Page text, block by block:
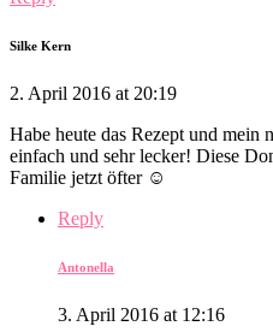
Silke Kern
2. April 2016 at 20:19
Habe heute das Rezept und
einfach und sehr lecker! Diese
Familie jetzt öfter ☺
Reply
Antonella
3. April 2016 at 12:16